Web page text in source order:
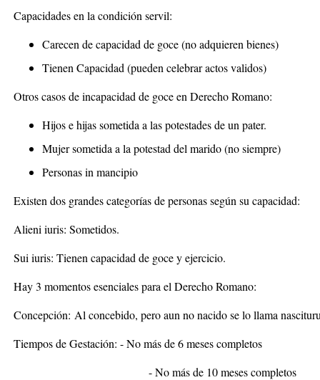
Capacidades en la condición servil:
Carecen de capacidad de goce (no adquieren bienes)
Tienen Capacidad (pueden celebrar actos validos)
Otros casos de incapacidad de goce en Derecho Romano:
Hijos e hijas sometida a las potestades de un pater.
Mujer sometida a la potestad del marido (no siempre)
Personas in mancipio
Existen dos grandes categorías de personas según su capacidad:
Alieni iuris: Sometidos.
Sui iuris: Tienen capacidad de goce y ejercicio.
Hay 3 momentos esenciales para el Derecho Romano:
Concepción: Al concebido, pero aun no nacido se lo llama
Tiempos de Gestación: - No más de 6 meses completos
- No más de 10 meses completos